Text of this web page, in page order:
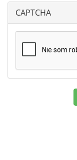
CAPTCHA